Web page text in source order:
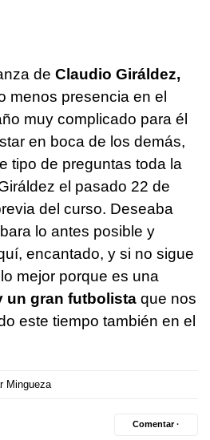
de Claudio Giráldez,
menos presencia en el
muy complicado para él
en boca de los demás,
tipo de preguntas toda la
el pasado 22 de
del curso. Deseaba
lo antes posible y
encantado, y si no sigue
mejor porque es una
un gran futbolista que nos
este tiempo también en el
Mingueza
Comentar ·